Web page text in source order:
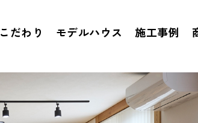
こだわり モデルハウス 施工事例